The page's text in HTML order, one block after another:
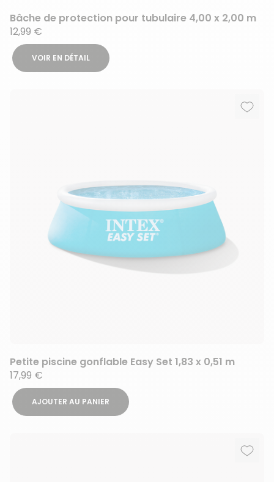
Bâche de protection pour tubulaire 4,00 x 2,00 m
12,99 €
VOIR EN DÉTAIL
Petite piscine gonflable Easy Set 1,83 x 0,51 m
17,99 €
AJOUTER AU PANIER